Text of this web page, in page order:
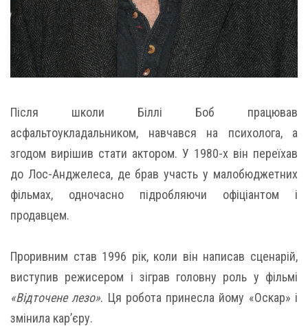
Після школи Біллі Боб працював
асфальтоукладальником, навчався на психолога, а
згодом вирішив стати актором. У 1980-х він переїхав
до Лос-Анджелеса, де брав участь у малобюджетних
фільмах, одночасно підробляючи офіціантом і
продавцем.
Проривним став 1996 рік, коли він написав сценарій,
виступив режисером і зіграв головну роль у фільмі
«Відточене лезо». Ця робота принесла йому «Оскар» і
змінила кар’єру.